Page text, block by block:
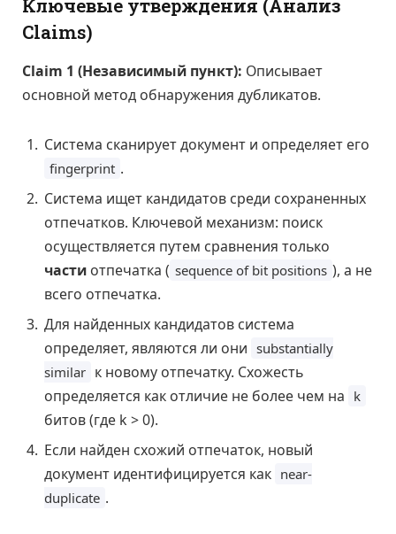
Ключевые утверждения (Анализ
Claims)
Claim 1 (Независимый пункт): Описывает
основной метод обнаружения дубликатов.
Система сканирует документ и определяет его
fingerprint .
Система ищет кандидатов среди сохраненных
отпечатков. Ключевой механизм: поиск
осуществляется путем сравнения только
части отпечатка ( sequence of bit positions ), а не
всего отпечатка.
Для найденных кандидатов система
определяет, являются ли они substantially
similar к новому отпечатку. Схожесть
определяется как отличие не более чем на k
битов (где k > 0).
Если найден схожий отпечаток, новый
документ идентифицируется как near-
duplicate .